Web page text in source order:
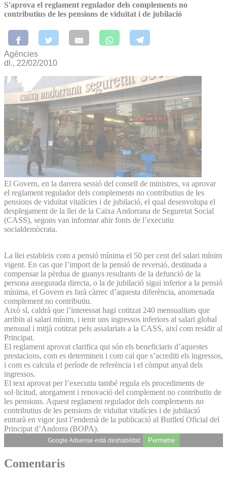
S'aprova el reglament regulador dels complements no
contributius de les pensions de viduïtat i de jubilació
Agències
dl., 22/02/2010
El Govern, en la darrera sessió del consell de ministres, va aprovar
el reglament regulador dels complements no contributius de les
pensions de viduïtat vitalícies i de jubilació, el qual des­envolupa el
desplegament de la llei de la Caixa Andorrana de Seguretat Social
(CASS), segons van informar ahir fonts de l’executiu
socialdemòcrata.
La llei estableix com a pensió mínima el 50 per cent del salari mínim
vigent. En cas que l’import de la pensió de reversió, destinada a
compensar la pèrdua de guanys resultants de la defunció de la
persona assegurada directa, o la de jubilació sigui inferior a la pensió
mínima, el Govern es farà càrrec d’aquesta diferència, anomenada
complement no contributiu.
Això sí, caldrà que l’interessat hagi cotitzat 240 mensualitats que
arribin al salari mínim, i tenir uns ingressos inferiors al salari global
mensual i mitjà cotitzat pels assalariats a la CASS, així com residir al
Principat.
El reglament aprovat clarifica qui són els beneficiaris d’aquestes
prestacions, com es determinen i com cal que s’acrediti els ingressos,
i com es calcula el període de referència i el còmput anyal dels
ingressos.
El text aprovat per l’executiu també regula els procediments de
sol·licitud, atorgament i renovació del complement no contributiu de
les pensions. Aquest reglament regulador dels complements no
contributius de les pensions de viduïtat vitalícies i de jubilació
entrarà en vigor just l’endemà de la publicació al Butlletí Oficial del
Principat d’Andorra (BOPA).
Google Adsense està deshabilitat. Permetre
Comentaris